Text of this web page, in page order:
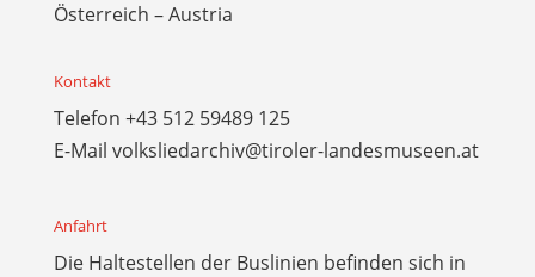
Österreich – Austria
Kontakt
Telefon +43 512 59489 125
E-Mail volksliedarchiv@tiroler-landesmuseen.at
Anfahrt
Die Haltestellen der Buslinien befinden sich in